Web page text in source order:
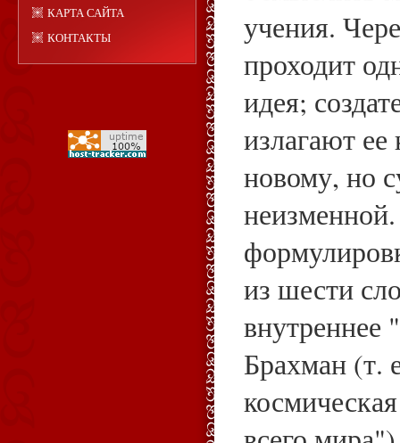
КАРТА САЙТА
КОНТАКТЫ
учения.
проходит
идея;
излагают
новому, но
из шести
внутреннее
Брахман (т.